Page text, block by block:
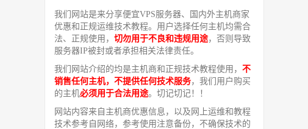
我们网站是来分享便宜VPS服务器、国内外主机商家
优惠和正规运维技术教程。用户选择任何主机均需合
法、正规使用， 切勿用于不良和违规用途，否则导致
服务器IP被封或者承担相关法律责任。
我们网站介绍的均是主机商和正规技术教程使用， 不
销售任何主机，不提供任何技术服务，我们用户购买
的主机必须用于合法用途。切记切记！！
网站内容来自主机商优惠信息，以及网上运维和教程
技术参考自网络，参考使用注意备份，不确保技术的